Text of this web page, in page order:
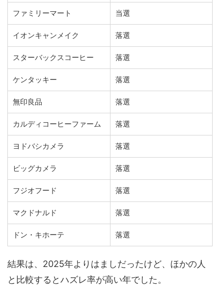
ファミリーマート 当選
イオンキャンメイク 落選
スターバックスコーヒー 落選
ケンタッキー 落選
無印良品 落選
カルディコーヒーファーム 落選
ヨドバシカメラ 落選
ビッグカメラ 落選
フジオフード 落選
マクドナルド 落選
ドン・キホーテ 落選
結果は、2025年よりはましだったけど、ほかの人
と比較するとハズレ率が高い年でした。